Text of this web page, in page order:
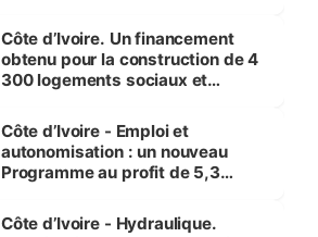
Côte d’Ivoire. Un financement
obtenu pour la construction de 4
300 logements sociaux et
et Yamoussoukro
Côte d’Ivoire - Emploi et
autonomisation : un nouveau
Programme au profit de 5,3
Côte d’Ivoire - Hydraulique.